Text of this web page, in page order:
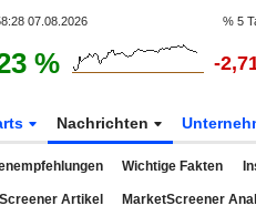
07.08.2026 % 5
% -
Nachrichten
Wichtige Fakten
Artikel MarketScreener